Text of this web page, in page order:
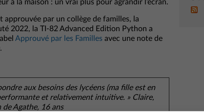
à la maison : un vrai plus pour agrandir l’écran.
approuvée par un collège de familles, la
2022, la TI-82 Advanced Edition Python a
Approuvé par les Familles avec une note de
aux besoins des lycéens (ma fille est en
et relativement intuitive. » Claire,
de Agathe, 16 ans